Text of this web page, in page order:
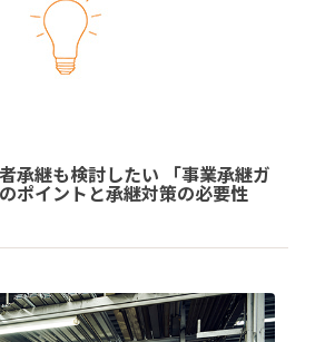
承継も検討したい 「事業承継ガ
ポイントと承継対策の必要性